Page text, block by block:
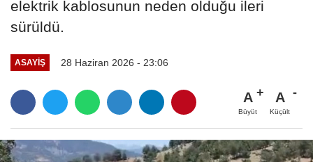
elektrik kablosunun neden olduğu ileri
sürüldü.
ASAYİŞ 28 Haziran 2026 - 23:06
A
Büyüt
A
Küçült